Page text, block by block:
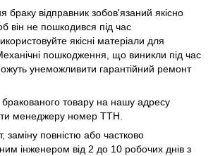
браку відправник зобов'язаний якісно
він не пошкодився під час
якісні матеріали для
пошкодження, що виникли під час
унеможливити гарантійний ремонт
бракованого товару на нашу адресу
менеджеру номер ТТН.
заміну повністю або частково
інженером від 2 до 10 робочих днів з